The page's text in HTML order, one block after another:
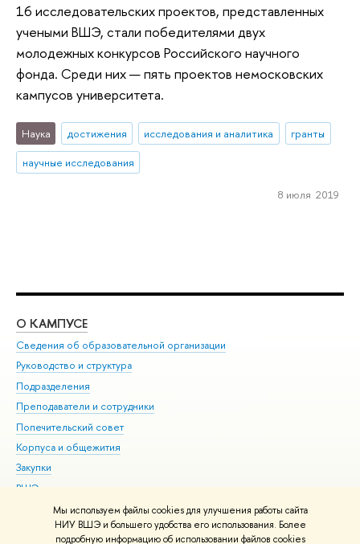
Мы используем файлы cookies для улучшения работы сайта
НИУ ВШЭ и большего удобства его использования. Более
подробную информацию об использовании файлов cookies
16 исследовательских проектов, представленных
учеными ВШЭ, стали победителями двух
молодежных конкурсов Российского научного
фонда. Среди них — пять проектов немосковских
кампусов университета.
Наука достижения исследования и аналитика
гранты
научные исследования
8 июля 2019
О КАМПУСЕ
Сведения об образовательной организации
Руководство и структура
Подразделения
Преподаватели и сотрудники
Попечительский совет
Корпуса и общежития
Закупки
ВШЭ для студентов с ограниченными возможностями
здоровья и инвалидностью
Версия для слабовидящих